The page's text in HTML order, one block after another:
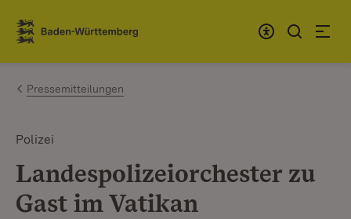
Zum Inhalt springen
Link zur Startseite
Pressemitteilungen
Polizei
Landespolizeiorchester zu
Gast im Vatikan